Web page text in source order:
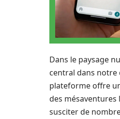
Dans le paysage
central dans notre
plateforme offre
des mésaventures
susciter de